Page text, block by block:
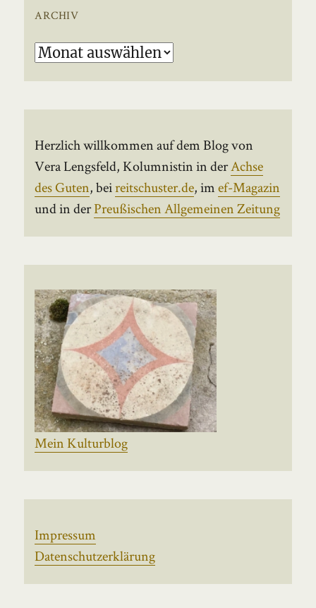
ARCHIV
Archiv
Herzlich willkommen auf dem Blog von
Vera Lengsfeld, Kolumnistin in derAchse
des Guten, beireitschuster.de, imef-Magazin
und in derPreußischen Allgemeinen Zeitung
Mein Kulturblog
Impressum
Datenschutzerklärung